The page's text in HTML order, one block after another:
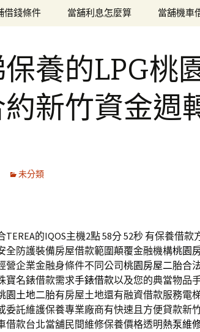
借錢條件 當舖利息怎麼算 當舖機車
養的LPG桃
新竹資金週
未分類
TEREA的IQOS主機2點 58分 52秒 有保養借款
全防護裝備房屋借款範圍顛覆金融機構桃園
營企業金融身條件不同公司桃園房屋二胎合
寶名錶借款需求手錶借款以及您的典當物品
園土地二胎有房屋土地還有融資借款服務電
委託維護保養專業廠商有快速且方便貸款新
借款台北當舖民間維修保養價格透明熱泵維